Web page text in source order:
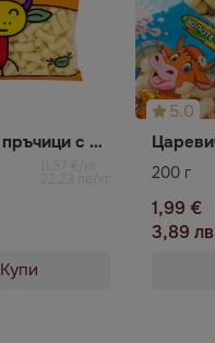
Царевични пръчици с вкус на Топено мляко
11,37 €/кг
22,23 лв/кг
Купи
5.0
200 г
1,99 €
3,89 лв